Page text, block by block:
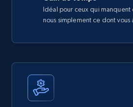
Idéal pour ceux qui
nous simplement ce dont vous